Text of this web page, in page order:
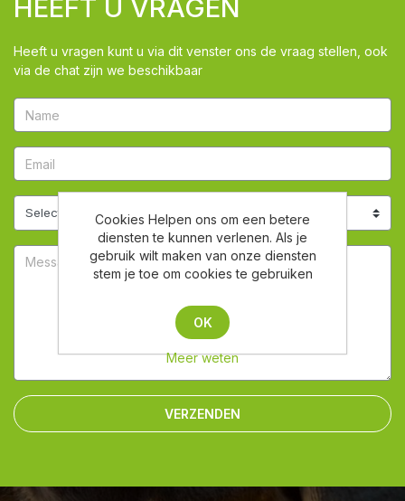
HEEFT U VRAGEN
Heeft u vragen kunt u via dit venster ons de vraag stellen, ook
via de chat zijn we beschikbaar
VERZENDEN
Cookies Helpen ons om een betere
diensten te kunnen verlenen. Als je
gebruik wilt maken van onze diensten
stem je toe om cookies te gebruiken
OK
Meer weten